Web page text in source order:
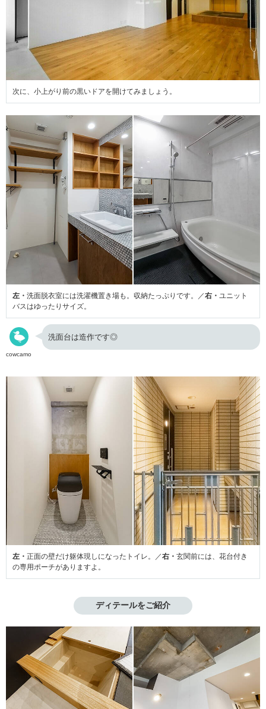
次に、小上がり前の黒いドアを開けてみましょう。
左・ 洗面脱衣室には洗濯機置き場も。収納たっぷりです。／右・ ユニット
バスはゆったりサイズ。
cowcamo
洗面台は造作です◎
左・ 正面の壁だけ躯体現しになったトイレ。／右・ 玄関前には、花台付き
の専用ポーチがありますよ。
ディテールをご紹介